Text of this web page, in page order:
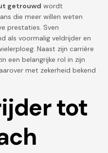
getrouwd wordt
die meer willen weten
prestaties. Sven
als voormalig veldrijder en
Naast zijn carrière
een belangrijke rol in zijn
met zekerheid bekend
tot